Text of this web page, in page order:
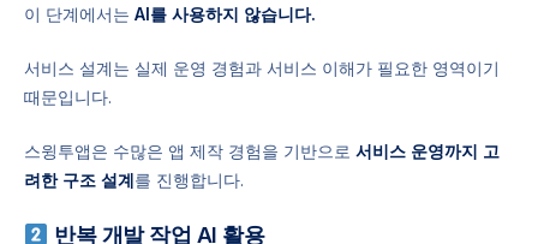
이 단계에서는 AI를 사용하지 않습니다.
서비스 설계는 실제 운영 경험과 서비스 이해가 필요한 영역이기
때문입니다.
스윙투앱은 수많은 앱 제작 경험을 기반으로 서비스 운영까지 고
려한 구조 설계를 진행합니다.
반복 개발 작업 AI 활용